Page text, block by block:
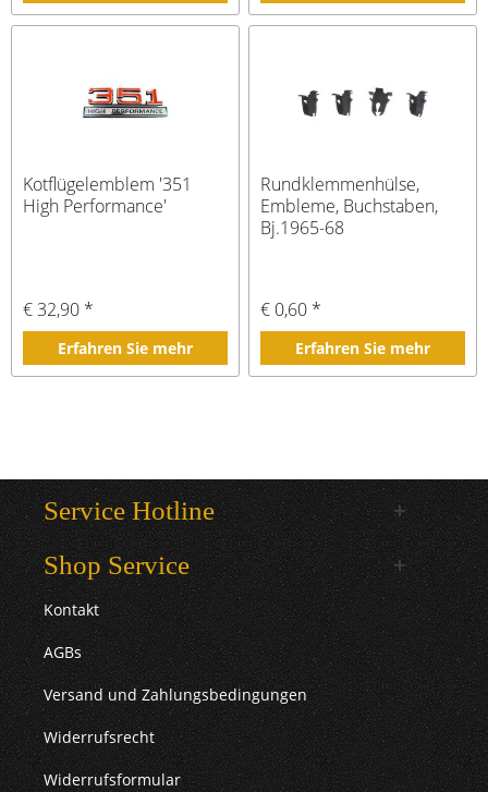
Kotflügelemblem '351
High Performance'
€ 32,90 *
Erfahren Sie mehr
Rundklemmenhülse,
Embleme, Buchstaben,
Bj.1965-68
€ 0,60 *
Erfahren Sie mehr
Service Hotline
Shop Service
Kontakt
AGBs
Versand und Zahlungsbedingungen
Widerrufsrecht
Widerrufsformular